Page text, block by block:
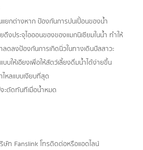
แยกต่างหาก ป้องกันการปนเปิ้อนของน้ำ
ดึงประจุไอออนของของแมกนิเซียมในน้ำ ทำให้
ดลงป้องกันการเกิดนิ่วในทางเดินปัสสาวะ
บให้เอียงเพื่อให้สัตว์เลี้ยงดื่มน้ำได้ง่ายขึ้น
หลแบบเงียบที่สุด
ะตัดทันทีเมื่อน้ำหมด
ษัท Fanslink โทรติดต่อหรือแอดไลน์